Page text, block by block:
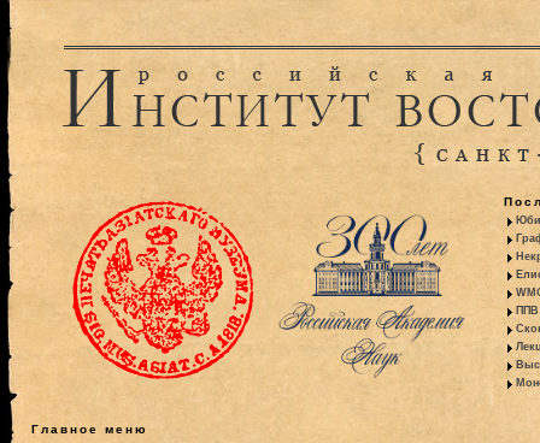
ППВ
Главное меню